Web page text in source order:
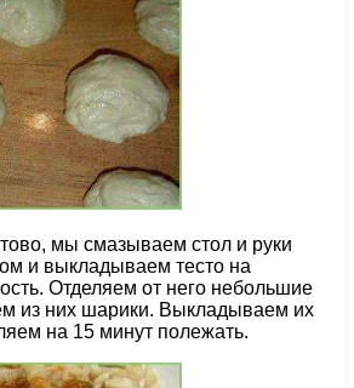
мы смазываем стол и руки
и выкладываем тесто на
Отделяем от него небольшие
из них шарики. Выкладываем их
на 15 минут полежать.